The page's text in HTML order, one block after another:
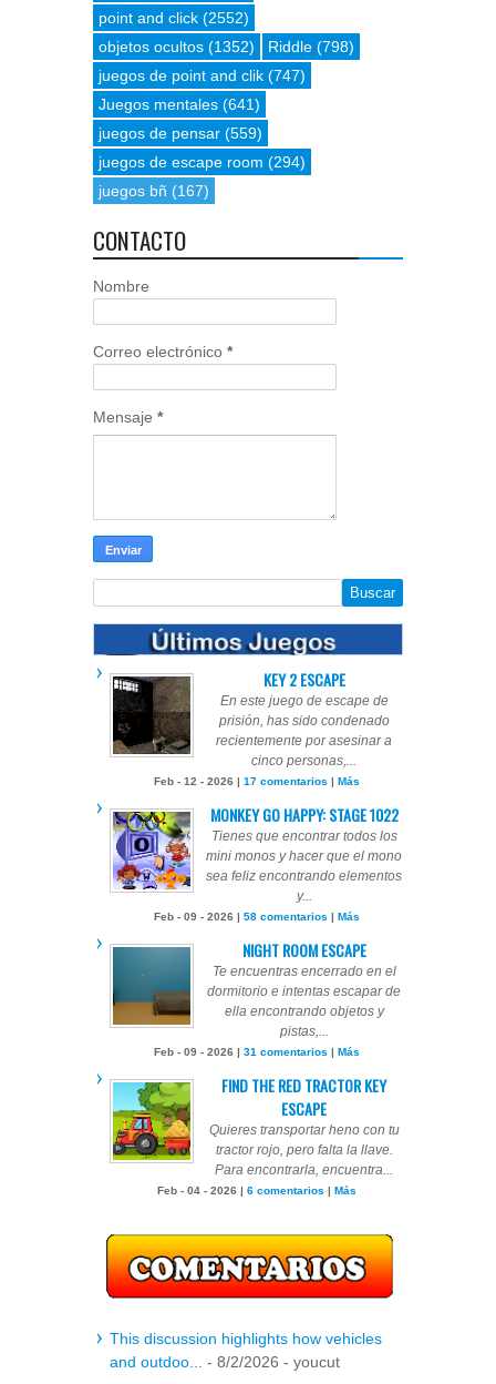
point and click (2552)
objetos ocultos (1352) Riddle (798)
juegos de point and clik (747)
Juegos mentales (641)
juegos de pensar (559)
juegos de escape room (294)
juegos bñ (167)
CONTACTO
Nombre
Correo electrónico *
Mensaje *
KEY 2 ESCAPE
En este juego de escape de
prisión, has sido condenado
recientemente por asesinar a
cinco personas,...
Feb - 12 - 2026 | 17 comentarios | Más
MONKEY GO HAPPY: STAGE 1022
Tienes que encontrar todos los
mini monos y hacer que el mono
sea feliz encontrando elementos
y...
Feb - 09 - 2026 | 58 comentarios | Más
NIGHT ROOM ESCAPE
Te encuentras encerrado en el
dormitorio e intentas escapar de
ella encontrando objetos y
pistas,...
Feb - 09 - 2026 | 31 comentarios | Más
FIND THE RED TRACTOR KEY
ESCAPE
Quieres transportar heno con tu
tractor rojo, pero falta la llave.
Para encontrarla, encuentra...
Feb - 04 - 2026 | 6 comentarios | Más
This discussion highlights how vehicles
and outdoo...
- 8/2/2026 - youcut